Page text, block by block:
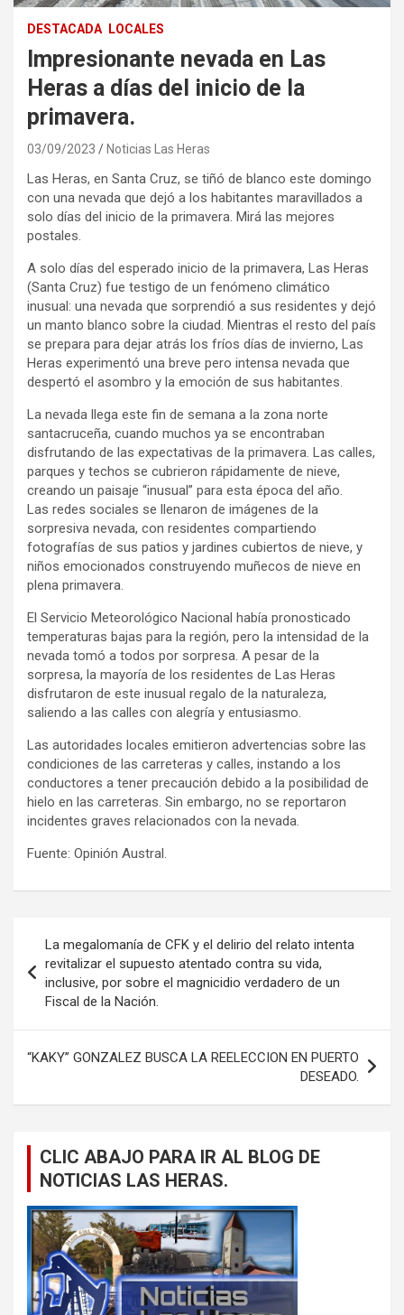
DESTACADA LOCALES
Impresionante nevada en Las
Heras a días del inicio de la
primavera.
03/09/2023 Noticias Las Heras
Las Heras, en Santa Cruz, se tiñó de blanco este domingo
con una nevada que dejó a los habitantes maravillados a
solo días del inicio de la primavera. Mirá las mejores
postales.
A solo días del esperado inicio de la primavera, Las Heras
(Santa Cruz) fue testigo de un fenómeno climático
inusual: una nevada que sorprendió a sus residentes y dejó
un manto blanco sobre la ciudad. Mientras el resto del país
se prepara para dejar atrás los fríos días de invierno, Las
Heras experimentó una breve pero intensa nevada que
despertó el asombro y la emoción de sus habitantes.
La nevada llega este fin de semana a la zona norte
santacruceña, cuando muchos ya se encontraban
disfrutando de las expectativas de la primavera. Las calles,
parques y techos se cubrieron rápidamente de nieve,
creando un paisaje “inusual” para esta época del año.
Las redes sociales se llenaron de imágenes de la
sorpresiva nevada, con residentes compartiendo
fotografías de sus patios y jardines cubiertos de nieve, y
niños emocionados construyendo muñecos de nieve en
plena primavera.
El Servicio Meteorológico Nacional había pronosticado
temperaturas bajas para la región, pero la intensidad de la
nevada tomó a todos por sorpresa. A pesar de la
sorpresa, la mayoría de los residentes de Las Heras
disfrutaron de este inusual regalo de la naturaleza,
saliendo a las calles con alegría y entusiasmo.
Las autoridades locales emitieron advertencias sobre las
condiciones de las carreteras y calles, instando a los
conductores a tener precaución debido a la posibilidad de
hielo en las carreteras. Sin embargo, no se reportaron
incidentes graves relacionados con la nevada.
Fuente: Opinión Austral.
de
entradas
La megalomanía de CFK y el delirio del relato intenta
revitalizar el supuesto atentado contra su vida,
inclusive, por sobre el magnicidio verdadero de un
Fiscal de la Nación.
“KAKY” GONZALEZ BUSCA LA REELECCION EN PUERTO
DESEADO.
CLIC ABAJO PARA IR AL BLOG DE
NOTICIAS LAS HERAS.